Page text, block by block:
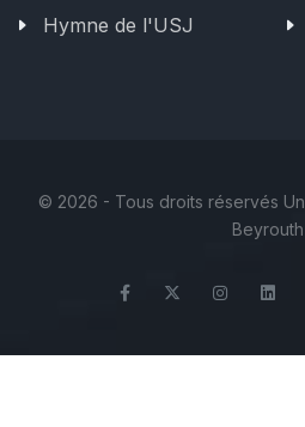
Hymne de l'USJ
© 2026 - Tous droits réservés
Beyrouth
FacebookTwitter